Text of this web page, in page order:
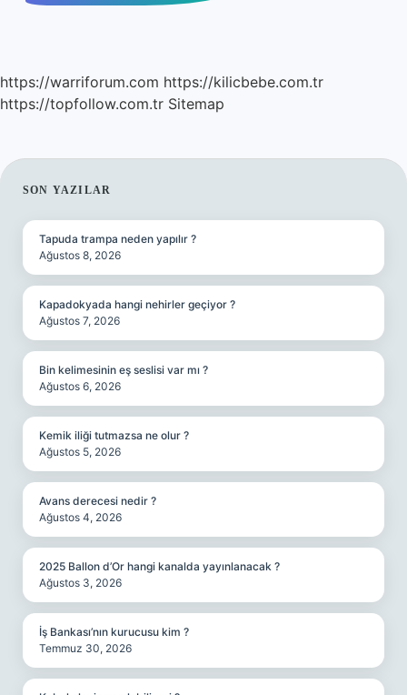
https://warriforum.com https://kilicbebe.com.tr
https://topfollow.com.tr Sitemap
SIDEBAR
SON YAZILAR
Tapuda trampa neden yapılır ?
Ağustos 8, 2026
Kapadokyada hangi nehirler geçiyor ?
Ağustos 7, 2026
Bin kelimesinin eş seslisi var mı ?
Ağustos 6, 2026
Kemik iliği tutmazsa ne olur ?
Ağustos 5, 2026
Avans derecesi nedir ?
Ağustos 4, 2026
2025 Ballon d’Or hangi kanalda yayınlanacak ?
Ağustos 3, 2026
İş Bankası’nın kurucusu kim ?
Temmuz 30, 2026